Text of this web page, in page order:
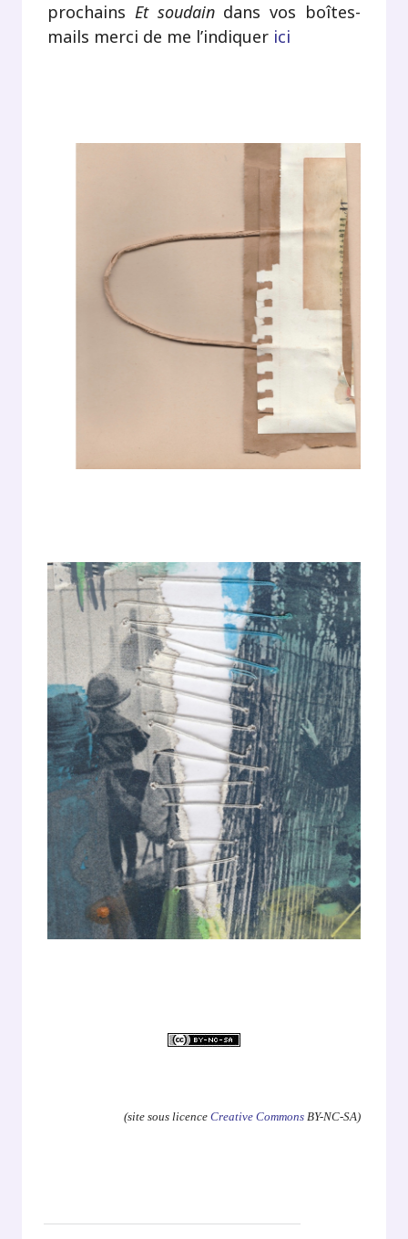
prochains Et soudaindans vos boîtes-
mails merci de me l’indiquer ici
(site sous licence Creative CommonsBY-NC-SA)